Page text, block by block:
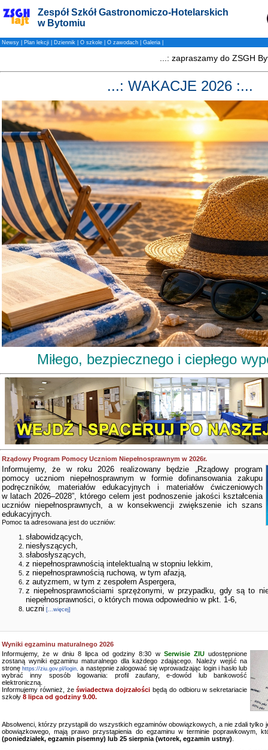
Zespół Szkół Gastronomiczo-Hotelarskich
w Bytomiu
Newsy Plan lekcji Dziennik O szkole O zawodach Galeria
...: WAKACJE 2026 :...
Miłego, bezpiecznego i ciepłego
Rządowy Program Pomocy Uczniom Niepełnosprawnym w 2026r.
Informujemy, że w roku 2026 realizowany będzie „Rządowy program
pomocy uczniom niepełnosprawnym w formie dofinansowania zakupu
podręczników, materiałów edukacyjnych i materiałów ćwiczeniowych
w latach 2026–2028”, którego celem jest podnoszenie jakości kształcenia
uczniów niepełnosprawnych, a w konsekwencji zwiększenie ich szans
edukacyjnych.
Pomoc ta adresowana jest do uczniów:
słabowidzących,
niesłyszących,
słabosłyszących,
z niepełnosprawnością intelektualną w stopniu lekkim,
z niepełnosprawnością ruchową, w tym afazją,
z autyzmem, w tym z zespołem Aspergera,
z niepełnosprawnościami sprzężonymi, w przypadku, gdy są to
niepełnosprawności, o których mowa odpowiednio w pkt. 1-6,
uczni [...więcej]
Wyniki egzaminu maturalnego 2026
Informujemy, że w dniu 8 lipca od godziny 8:30 w Serwisie ZIU udostępnione
zostaną wyniki egzaminu maturalnego dla każdego zdającego. Należy wejść na
stronęhttps://ziu.gov.pl/login, a następnie zalogować się wprowadzając login i hasło lub
wybrać inny sposób logowania: profil zaufany, e-dowód lub bankowość
elektroniczną.
Informujemy również, żeświadectwa dojrzałości będą do odbioru w sekretariacie
szkoły 8 lipca od godziny 9.00.
Absolwenci, którzy przystąpili do wszystkich egzaminów obowiązkowych, a nie zdali tylko
obowiązkowego, mają prawo przystąpienia do egzaminu w terminie poprawkowym,
(poniedziałek, egzamin pisemny) lub 25 sierpnia (wtorek, egzamin ustny)